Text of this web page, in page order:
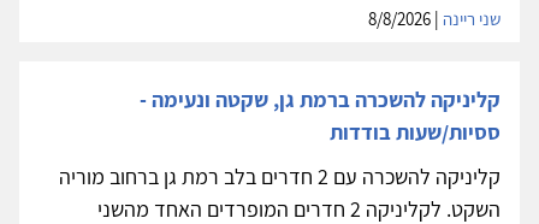
שני ריינה
קליניקה להשכרה ברמת גן, שקטה ונעימה -
ססיות/שעות בודדות
קליניקה להשכרה עם 2 חדרים בלב רמת גן ברחוב מוריה
השקט. לקליניקה 2 חדרים המופרדים האחד מהשני